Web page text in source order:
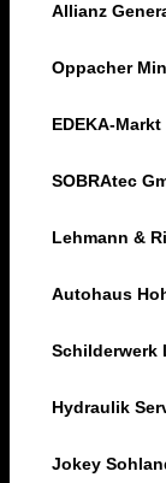
Allianz
Oppacher
EDEKA-
SOBRAtec
Lehmann &
Autohaus
Schilderwerk
Hydraulik
Jokey